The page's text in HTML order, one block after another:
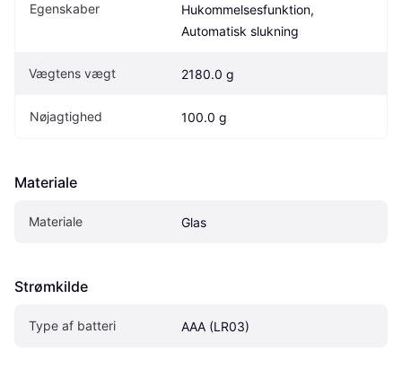
Egenskaber
Hukommelsesfunktion,
Automatisk slukning
Vægtens vægt 2180.0 g
Nøjagtighed 100.0 g
Materiale
Materiale Glas
Strømkilde
Type af batteri AAA (LR03)